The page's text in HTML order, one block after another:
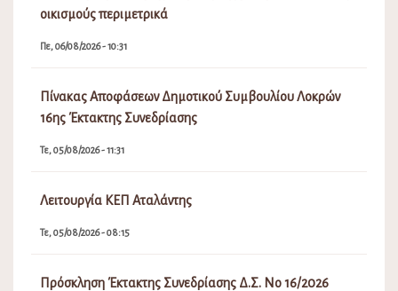
οικισμούς περιμετρικά
Πε, 06/08/2026 - 10:31
Πίνακας Αποφάσεων Δημοτικού Συμβουλίου Λοκρών
16ης Έκτακτης Συνεδρίασης
Τε, 05/08/2026 - 11:31
Λειτουργία ΚΕΠ Αταλάντης
Τε, 05/08/2026 - 08:15
Πρόσκληση Έκτακτης Συνεδρίασης Δ.Σ. Νο 16/2026